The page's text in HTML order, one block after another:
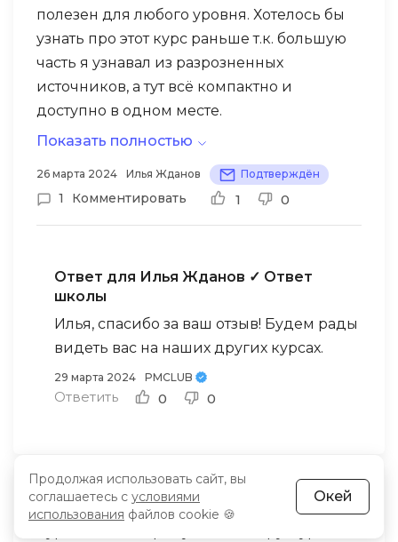
полезен для любого уровня. Хотелось бы
узнать про этот курс раньше т.к. большую
часть я узнавал из разрозненных
источников, а тут всё компактно и
доступно в одном месте.
Показать полностью
26 марта 2024 Илья Жданов Подтверждён
1 Комментировать 1 0
Ответ для Илья Жданов ✓ Ответ
школы
Илья, спасибо за ваш отзыв! Будем рады
видеть вас на наших других курсах.
29 марта 2024 PMCLUB
Ответить 0 0
Всё очень круто
5/5
Продолжая использовать сайт, вы
соглашаетесь с условиями
использования файлов cookie 🍪
Окей